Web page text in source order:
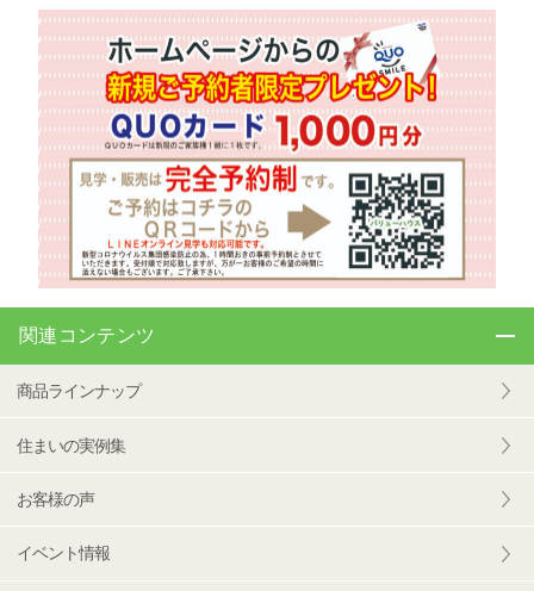
関連コンテンツ
商品ラインナップ
住まいの実例集
お客様の声
イベント情報